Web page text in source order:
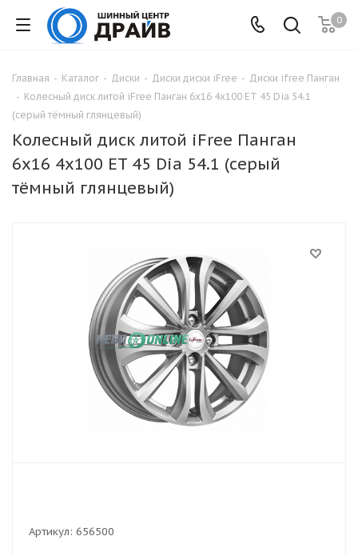
0
Главная - Каталог - Диски - Диски диски iFree - Диски ifree Панган
- Колесный диск литой iFree Панган 6x16 4x100 ET 45 Dia 54.1
(серый тёмный глянцевый)
Колесный диск литой iFree Панган
6x16 4x100 ET 45 Dia 54.1 (серый
тёмный глянцевый)
Артикул: 656500